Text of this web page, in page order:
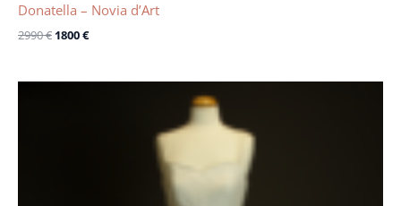
Donatella – Novia d’Art
2990€ 1800€